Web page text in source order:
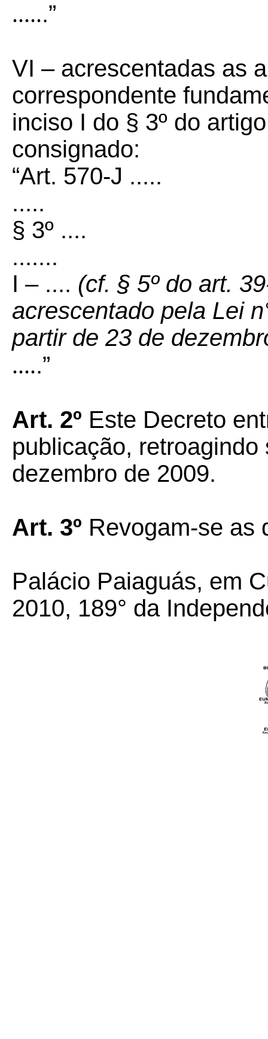
......”
VI – acrescentadas as
correspondente
inciso I do § 3º do
consignado:
“Art. 570-J .....
.....
§ 3º ....
.......
I – .... (cf. § 5º do art.
acrescentado pela Lei
partir de 23 de
.....”
Art. 2º Este Decreto
publicação,
dezembro de 2009.
Art. 3º Revogam-se as
Palácio Paiaguás, em
2010, 189° da